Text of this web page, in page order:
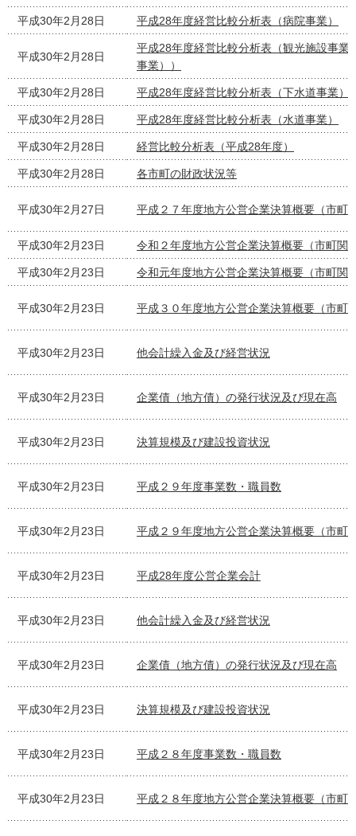
平成30年2月28日 平成28年度経営比較分析表（病院事業）
平成30年2月28日
平成28年度経営比較分析表（観光施設事業
事業））
平成30年2月28日 平成28年度経営比較分析表（下水道事業）
平成30年2月28日 平成28年度経営比較分析表（水道事業）
平成30年2月28日 経営比較分析表（平成28年度）
平成30年2月28日 各市町の財政状況等
平成30年2月27日 平成２７年度地方公営企業決算概要（市町
平成30年2月23日 令和２年度地方公営企業決算概要（市町関
平成30年2月23日 令和元年度地方公営企業決算概要（市町関
平成30年2月23日 平成３０年度地方公営企業決算概要（市町
平成30年2月23日 他会計繰入金及び経営状況
平成30年2月23日 企業債（地方債）の発行状況及び現在高
平成30年2月23日 決算規模及び建設投資状況
平成30年2月23日 平成２９年度事業数・職員数
平成30年2月23日 平成２９年度地方公営企業決算概要（市町
平成30年2月23日 平成28年度公営企業会計
平成30年2月23日 他会計繰入金及び経営状況
平成30年2月23日 企業債（地方債）の発行状況及び現在高
平成30年2月23日 決算規模及び建設投資状況
平成30年2月23日 平成２８年度事業数・職員数
平成30年2月23日 平成２８年度地方公営企業決算概要（市町